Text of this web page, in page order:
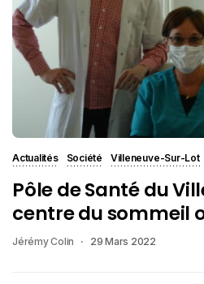
Actualités Société Villeneuve-Sur-Lot
Pôle de Santé du
centre du sommeil
Jérémy Colin 29 Mars 2022